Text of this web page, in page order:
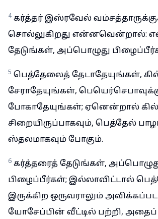
4 கர்த்தர் இஸ்ரவேல்
சொல்லுகிறது என்னவென்றால்:
தேடுங்கள், அப்பொழுது
5 பெத்தேலைத் தேடாதேயுங்கள்,
சேராதேயுங்கள்,
போகாதேயுங்கள்; ஏனென்றால்
சிறையிருப்பாகவும், பெத்தேல்
ஸ்தலமாகவும் போகும்.
6 கர்த்தரைத் தேடுங்கள்,
பிழைப்பீர்கள்; இல்லாவிட்டால்
இருக்கிற ஒருவராலும்
யோசேப்பின் வீட்டில் பற்றி, அதைப்